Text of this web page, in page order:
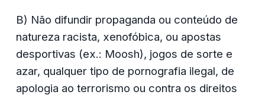
B) Não difundir propaganda ou conteúdo de
natureza racista, xenofóbica, ou apostas
desportivas (ex.: Moosh), jogos de sorte e
azar, qualquer tipo de pornografia ilegal, de
apologia ao terrorismo ou contra os direitos